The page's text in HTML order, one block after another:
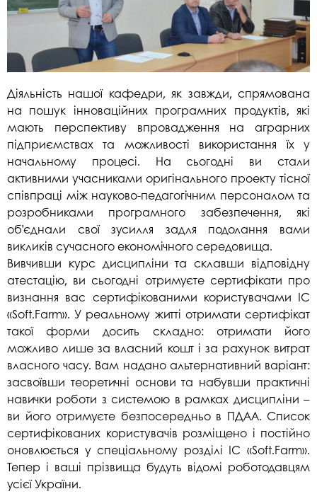
Діяльність нашої кафедри, як завжди, спрямована
на пошук інноваційних програмних продуктів, які
мають перспективу впровадження на аграрних
підприємствах та можливості використання їх у
начальному процесі. На сьогодні ви стали
активними учасниками оригінального проекту тісної
співпраці між науково-педагогічним персоналом та
розробниками програмного забезпечення, які
об’єднали свої зусилля задля подолання вами
викликів сучасного економічного середовища.
Вивчивши курс дисципліни та склавши відповідну
атестацію, ви сьогодні отримуєте сертифікати про
визнання вас сертифікованими користувачами ІС
«Soft.Farm». У реальному житті отримати сертифікат
такої форми досить складно: отримати його
можливо лише за власний кошт і за рахунок витрат
власного часу. Вам надано альтернативний варіант:
засвоївши теоретичні основи та набувши практичні
навички роботи з системою в рамках дисципліни –
ви його отримуєте безпосередньо в ПДАА. Список
сертифікованих користувачів розміщено і постійно
оновлюється у спеціальному розділі ІС «Soft.Farm».
Тепер і ваші прізвища будуть відомі роботодавцям
усієї України.